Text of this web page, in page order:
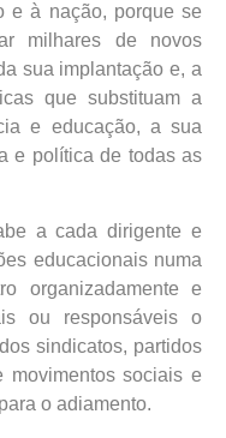
e à nação, porque se
milhares de novos
sua implantação e, a
que substituam a
e educação, a sua
e política de todas as
a cada dirigente e
educacionais numa
organizadamente e
ou responsáveis o
sindicatos, partidos
movimentos sociais e
o adiamento.